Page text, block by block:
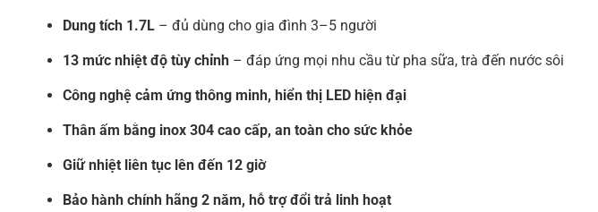
Dung tích 1.7L – đủ dùng cho gia đình 3–5 người
13 mức nhiệt độ tùy chỉnh – đáp ứng mọi nhu cầu từ pha sữa, trà đến nước sôi
Công nghệ cảm ứng thông minh, hiển thị LED hiện đại
Thân ấm bằng inox 304 cao cấp, an toàn cho sức khỏe
Giữ nhiệt liên tục lên đến 12 giờ
Bảo hành chính hãng 2 năm, hỗ trợ đổi trả linh hoạt